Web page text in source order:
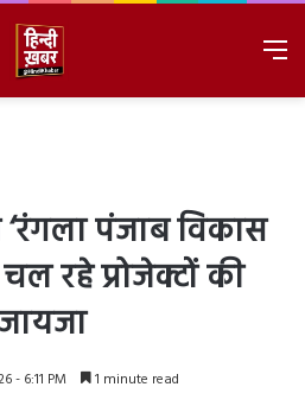
‘रंगला पंजाब विकास
रहे प्रोजेक्टों की
- 6:11 PM 1 minute read